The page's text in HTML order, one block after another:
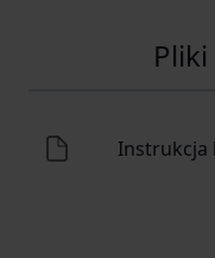
Instrukcja